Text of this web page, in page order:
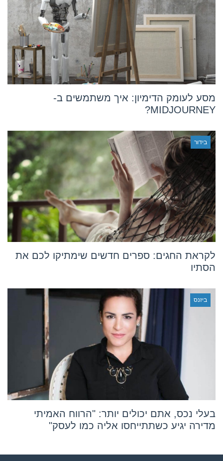
מסע לעומק הדימיון: איך משתמשים ב-
MIDJOURNEY?
בידור
לקראת החגים: ספרים חדשים שימתיקו לכם את
הסתיו
ביזנס
בעלי נכס, אתם יכולים יותר: "הרווח האמיתי
מדירה יגיע כשתתייחסו אליה כמו לעסק"